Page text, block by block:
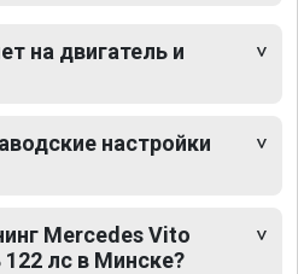
на двигатель и
настройки
Mercedes Vito
122 лс в Минске?